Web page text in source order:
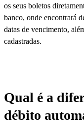
os seus boletos
banco, onde encontrará
datas de vencimento,
cadastradas.
Qual é a
débito